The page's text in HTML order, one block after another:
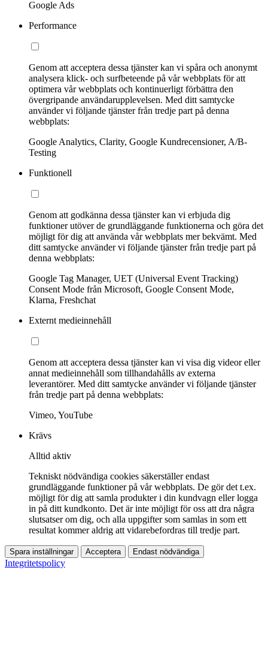
Google Ads
Performance
Genom att acceptera dessa tjänster kan vi spåra och anonymt
analysera klick- och surfbeteende på vår webbplats för att
optimera vår webbplats och kontinuerligt förbättra den
övergripande användarupplevelsen. Med ditt samtycke
använder vi följande tjänster från tredje part på denna
webbplats:
Google Analytics, Clarity, Google Kundrecensioner, A/B-
Testing
Funktionell
Genom att godkänna dessa tjänster kan vi erbjuda dig
funktioner utöver de grundläggande funktionerna och göra det
möjligt för dig att använda vår webbplats mer bekvämt. Med
ditt samtycke använder vi följande tjänster från tredje part på
denna webbplats:
Google Tag Manager, UET (Universal Event Tracking)
Consent Mode från Microsoft, Google Consent Mode,
Klarna, Freshchat
Externt medieinnehåll
Genom att acceptera dessa tjänster kan vi visa dig videor eller
annat medieinnehåll som tillhandahålls av externa
leverantörer. Med ditt samtycke använder vi följande tjänster
från tredje part på denna webbplats:
Vimeo, YouTube
Krävs
Alltid aktiv
Tekniskt nödvändiga cookies säkerställer endast
grundläggande funktioner på vår webbplats. De gör det t.ex.
möjligt för dig att samla produkter i din kundvagn eller logga
in på ditt kundkonto. Det är inte möjligt för oss att dra några
slutsatser om dig, och alla uppgifter som samlas in som ett
resultat kommer aldrig att vidarebefordras till tredje part.
Spara inställningar Acceptera Endast nödvändiga
Integritetspolicy